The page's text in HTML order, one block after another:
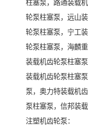
柱塞泵，路通装载
轮泵柱塞泵，远山
轮泵柱塞泵，宁工
轮泵柱塞泵，海麟
装载机齿轮泵柱塞
装载机齿轮泵柱塞
泵，奥力特装载机
泵柱塞泵，信邦装
注塑机齿轮泵：